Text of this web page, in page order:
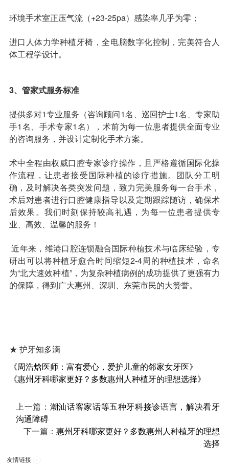
环境手术室正压气流（+23-25pa）感染率几乎为零；
进口人体力学种植牙椅，全电脑数字化控制，完美符合人
体工程学设计。
3、管家式服务标准
提供多对1专业服务（咨询顾问1名、巡回护士1名、专家助
手1名、手术专家1名），术前为每一位患者提供全面专业
的咨询服务，并设计定制化手术方案。
术中全程由权威口腔专家诊疗操作，且严格遵循国际化操
作流程，让患者接受国际种植的诊疗措施。团队分工明
确，及时解决各类突发问题，致力完美服务每一台手术，
术后对患者进行口腔健康指导以及定期跟踪随访，确保术
后效果。我们时刻保持较高礼遇，为每一位患者提供专
业、高效、温馨的服务！
近年来，维港口腔连锁融合国际种植技术与临床经验，专
研出可以将种植牙愈合时间缩短2-4周的种植技术，命名
为“北大速效种植”，为复杂种植病例的成功提供了更强有力
的保障，得到广大惠州、深圳、东莞市民的大赞誉。
★ 护牙知多滴
《周浩焓医师：富有爱心，爱护儿童的邻家女牙医》
《惠州牙科哪家更好？多数惠州人种植牙的理想选择》
上一篇： 潮汕话客家话等五种牙科接诊语言，解决看牙
沟通障碍
下一篇：惠州牙科哪家更好？多数惠州人种植牙的理想
选择
友情链接